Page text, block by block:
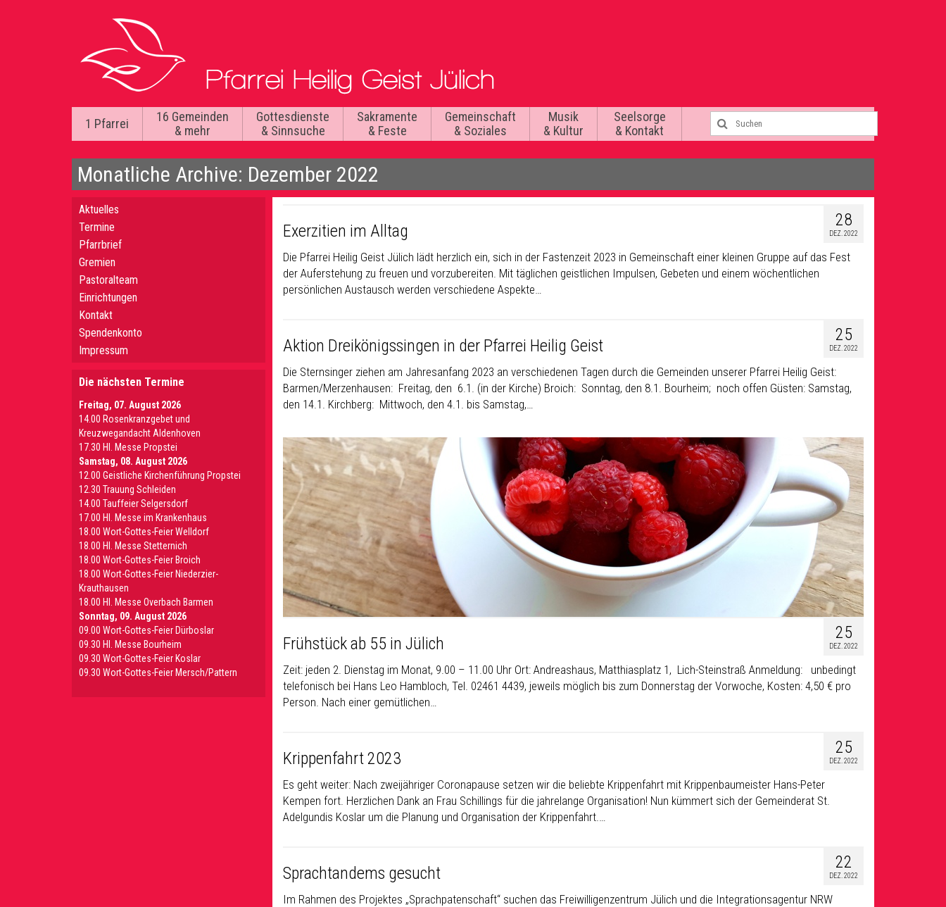
1 Pfarrei
16 Gemeinden
& mehr
Gottesdienste
& Sinnsuche
Sakramente
& Feste
Gemeinschaft
& Soziales
Musik
& Kultur
Seelsorge
& Kontakt
Monatliche Archive: Dezember 2022
28
DEZ. 2022
Exerzitien im Alltag
Die Pfarrei Heilig Geist Jülich lädt herzlich ein, sich in der Fastenzeit 2023 in Gemeinschaft einer kleinen Gruppe auf das Fest
der Auferstehung zu freuen und vorzubereiten. Mit täglichen geistlichen Impulsen, Gebeten und einem wöchentlichen
persönlichen Austausch werden verschiedene Aspekte…
25
DEZ. 2022
Aktion Dreikönigssingen in der Pfarrei Heilig Geist
Die Sternsinger ziehen am Jahresanfang 2023 an verschiedenen Tagen durch die Gemeinden unserer Pfarrei Heilig Geist:
Barmen/Merzenhausen: Freitag, den 6.1. (in der Kirche) Broich: Sonntag, den 8.1. Bourheim; noch offen Güsten: Samstag,
den 14.1. Kirchberg: Mittwoch, den 4.1. bis Samstag,…
25
DEZ. 2022
Frühstück ab 55 in Jülich
Zeit: jeden 2. Dienstag im Monat, 9.00 – 11.00 Uhr Ort: Andreashaus, Matthiasplatz 1, Lich-Steinstraß Anmeldung: unbedingt
telefonisch bei Hans Leo Hambloch, Tel. 02461 4439, jeweils möglich bis zum Donnerstag der Vorwoche, Kosten: 4,50 € pro
Person. Nach einer gemütlichen…
25
DEZ. 2022
Krippenfahrt 2023
Es geht weiter: Nach zweijähriger Coronapause setzen wir die beliebte Krippenfahrt mit Krippenbaumeister Hans-Peter
Kempen fort. Herzlichen Dank an Frau Schillings für die jahrelange Organisation! Nun kümmert sich der Gemeinderat St.
Adelgundis Koslar um die Planung und Organisation der Krippenfahrt.…
22
DEZ. 2022
Sprachtandems gesucht
Im Rahmen des Projektes „Sprachpatenschaft“ suchen das Freiwilligenzentrum Jülich und die Integrationsagentur NRW
Aktuelles
Termine
Pfarrbrief
Gremien
Pastoralteam
Einrichtungen
Kontakt
Spendenkonto
Impressum
Die nächsten Termine
Freitag, 07. August 2026
14.00 Rosenkranzgebet und
Kreuzwegandacht Aldenhoven
17.30 Hl. Messe Propstei
Samstag, 08. August 2026
12.00 Geistliche Kirchenführung Propstei
12.30 Trauung Schleiden
14.00 Tauffeier Selgersdorf
17.00 Hl. Messe im Krankenhaus
18.00 Wort-Gottes-Feier Welldorf
18.00 Hl. Messe Stetternich
18.00 Wort-Gottes-Feier Broich
18.00 Wort-Gottes-Feier Niederzier-
Krauthausen
18.00 Hl. Messe Overbach Barmen
Sonntag, 09. August 2026
09.00 Wort-Gottes-Feier Dürboslar
09.30 HI. Messe Bourheim
09.30 Wort-Gottes-Feier Koslar
09.30 Wort-Gottes-Feier Mersch/Pattern